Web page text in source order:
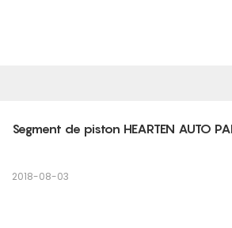
Segment de piston HEARTEN AUTO
2018-08-03